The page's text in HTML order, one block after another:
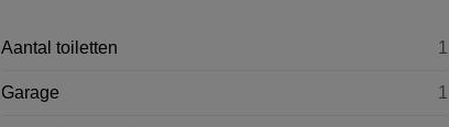
Aantal toiletten 1
Garage 1